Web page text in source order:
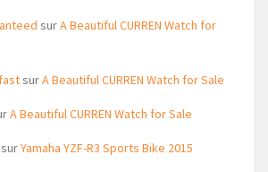
surA Beautiful CURREN Watch for
surA Beautiful CURREN Watch for Sale
A Beautiful CURREN Watch for Sale
surYamaha YZF-R3 Sports Bike 2015